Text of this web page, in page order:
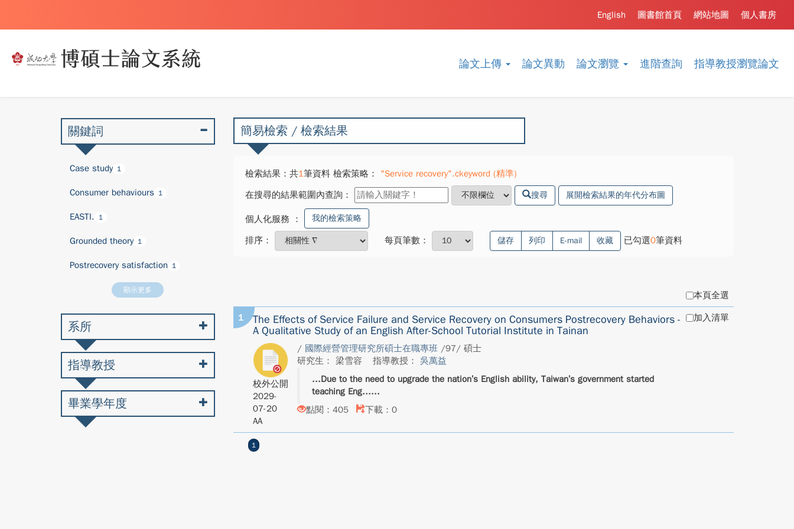
論文上傳 論文異動 論文瀏覽 進階查詢 指導教授瀏覽論文
個人書房
網站地圖
圖書館首頁
English
簡易檢索 / 檢索結果
檢索結果：共1筆資料 檢索策略：
"Service recovery".ckeyword (精準)
在搜尋的結果範圍內查詢：
搜尋 展開檢索結果的年代分布圖
個人化服務 ： 我的檢索策略
排序： 每頁筆數： 儲存 列印 E-mail 收藏 已勾選0筆資料
本頁全選
1
The Effects of Service Failure and Service Recovery on Consumers Postrecovery Behaviors -
A Qualitative Study of an English After-School Tutorial Institute in Tainan
校外公開
2029-
07-20
AA
/ 國際經營管理研究所碩士在職專班 /97/ 碩士
研究生： 梁雪容
指導教授： 吳萬益
Due to the need to upgrade the nation’s English ability, Taiwan’s government started
teaching Eng...
點閱：405
下載：0
加入清單
1
關鍵詞
Case study 1
Consumer behaviours 1
EASTI. 1
Grounded theory 1
Postrecovery satisfaction 1
顯示更多
系所
指導教授
畢業學年度